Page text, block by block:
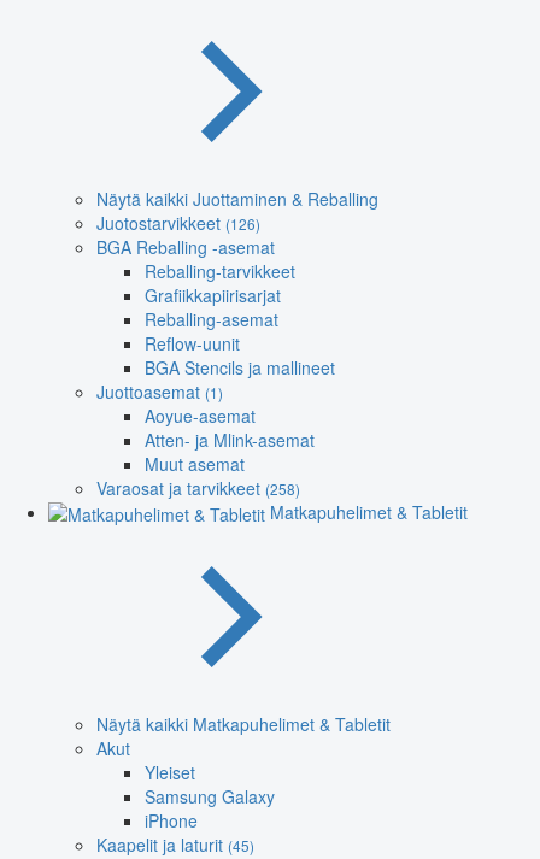
Näytä kaikki Juottaminen & Reballing
Juotostarvikkeet (126)
BGA Reballing -asemat
Reballing-tarvikkeet
Grafiikkapiirisarjat
Reballing-asemat
Reflow-uunit
BGA Stencils ja mallineet
Juottoasemat (1)
Aoyue-asemat
Atten- ja Mlink-asemat
Muut asemat
Varaosat ja tarvikkeet (258)
Matkapuhelimet & Tabletit
Näytä kaikki Matkapuhelimet & Tabletit
Akut
Yleiset
Samsung Galaxy
iPhone
Kaapelit ja laturit (45)